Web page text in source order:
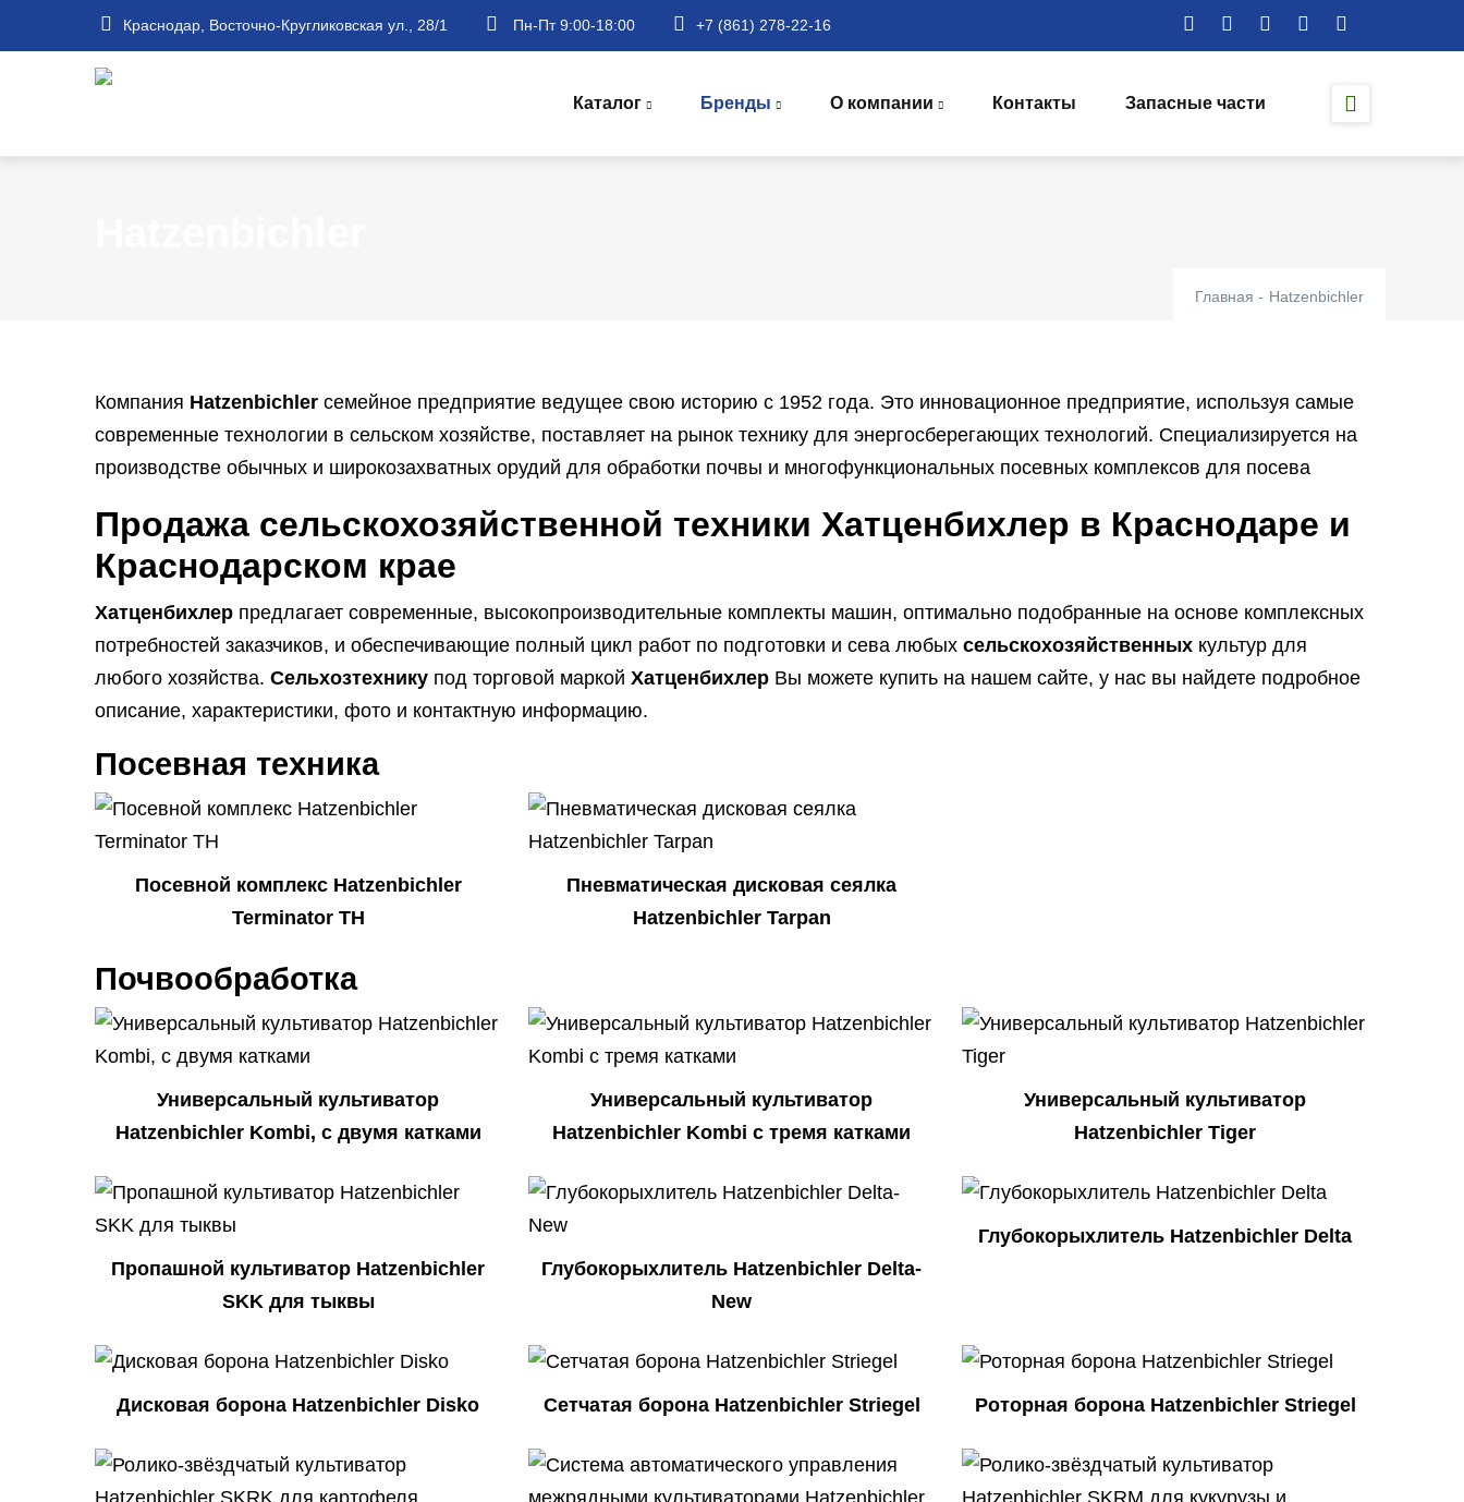
к
основному
Краснодар, Восточно-Кругликовская ул., 28/1 Пн-Пт 9:00-18:00 +7 (861) 278-22-16
navigation
Каталог Бренды О компании Контакты Запасные части
Главная - Hatzenbichler
Компания Hatzenbichler семейное предприятие ведущее свою историю с 1952 года. Это инновационное предприятие, используя самые
современные технологии в сельском хозяйстве, поставляет на рынок технику для энергосберегающих технологий. Специализируется на
производстве обычных и широкозахватных орудий для обработки почвы и многофункциональных посевных комплексов для посева
Продажа сельскохозяйственной техники Хатценбихлер в Краснодаре и
Краснодарском крае
Хатценбихлер предлагает современные, высокопроизводительные комплекты машин, оптимально подобранные на основе комплексных
потребностей заказчиков, и обеспечивающие полный цикл работ по подготовки и сева любых сельскохозяйственных культур для
любого хозяйства. Сельхозтехнику под торговой маркой Хатценбихлер Вы можете купить на нашем сайте, у нас вы найдете подробное
описание, характеристики, фото и контактную информацию.
Посевная техника
Посевной комплекс Hatzenbichler
Terminator TH
Пневматическая дисковая сеялка
Hatzenbichler Tarpan
Почвообработка
Универсальный культиватор
Hatzenbichler Kombi, с двумя катками
Универсальный культиватор
Hatzenbichler Kombi с тремя катками
Универсальный культиватор
Hatzenbichler Tiger
Пропашной культиватор Hatzenbichler
SKK для тыквы
Глубокорыхлитель Hatzenbichler Delta-
New
Глубокорыхлитель Hatzenbichler Delta
Дисковая борона Hatzenbichler Disko Сетчатая борона Hatzenbichler Striegel Роторная борона Hatzenbichler Striegel